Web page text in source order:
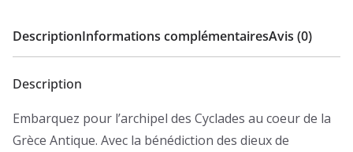
DescriptionInformations complémentairesAvis (0)
Description
Embarquez pour l’archipel des Cyclades au coeur de la
Grèce Antique. Avec la bénédiction des dieux de